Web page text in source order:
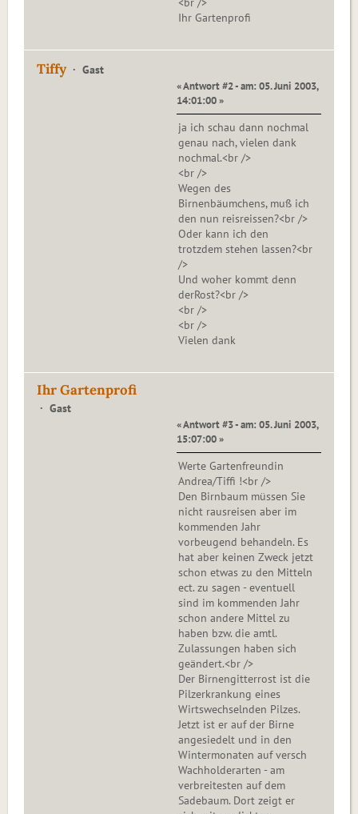
Ihr Gartenprofi
Tiffy Gast
« Antwort #2 - am: 05. Juni 2003,
14:01:00 »
ja ich schau dann nochmal
genau nach, vielen dank
nochmal.<br />
<br />
Wegen des
Birnenbäumchens, muß ich
den nun reisreissen?<br />
Oder kann ich den
trotzdem stehen lassen?<br
/>
Und woher kommt denn
derRost?<br />
<br />
<br />
Vielen dank
Ihr Gartenprofi
Gast
« Antwort #3 - am: 05. Juni 2003,
15:07:00 »
Werte Gartenfreundin
Andrea/Tiffi !<br />
Den Birnbaum müssen Sie
nicht rausreisen aber im
kommenden Jahr
vorbeugend behandeln. Es
hat aber keinen Zweck jetzt
schon etwas zu den Mitteln
ect. zu sagen - eventuell
sind im kommenden Jahr
schon andere Mittel zu
haben bzw. die amtl.
Zulassungen haben sich
geändert.<br />
Der Birnengitterrost ist die
Pilzerkrankung eines
Wirtswechselnden Pilzes.
Jetzt ist er auf der Birne
angesiedelt und in den
Wintermonaten auf versch
Wachholderarten - am
verbreitesten auf dem
Sadebaum. Dort zeigt er